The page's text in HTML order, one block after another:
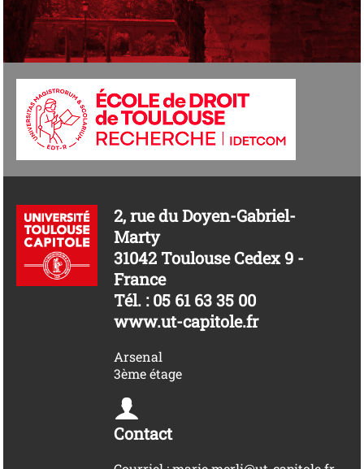
2, rue du Doyen-Gabriel-
Marty
31042 Toulouse Cedex 9 -
France
Tél. : 05 61 63 35 00
www.ut-capitole.fr
Arsenal
3ème étage
Contact